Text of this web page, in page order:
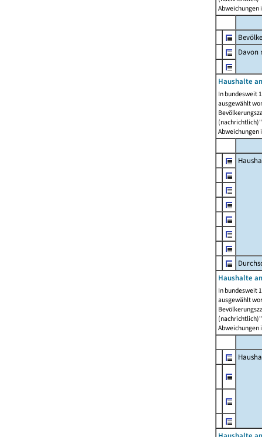
Abweichungen
Davon
Haushalte
In bundesweit
ausgewählt
Abweichungen
Haushalte
In bundesweit
ausgewählt
Abweichungen